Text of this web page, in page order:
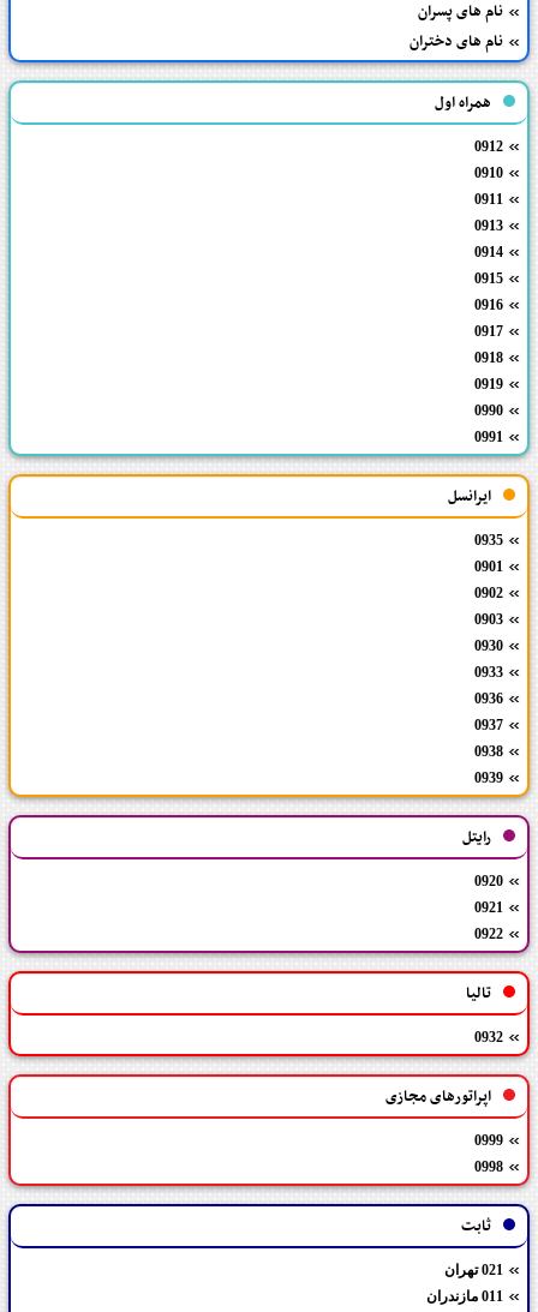
نام های پسران
نام های دختران
همراه اول
0912
0910
0911
0913
0914
0915
0916
0917
0918
0919
0990
0991
ایرانسل
0935
0901
0902
0903
0930
0933
0936
0937
0938
0939
رایتل
0920
0921
0922
تالیا
0932
اپراتورهای مجازی
0999
0998
ثابت
021 تهران
011 مازندران